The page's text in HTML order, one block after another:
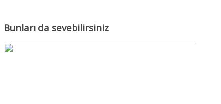
Bunları da sevebilirsiniz